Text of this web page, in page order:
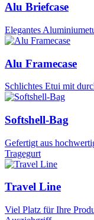
Alu Briefcase
Elegantes
Alu Framecase
Schlichtes Etui mit
Softshell-Bag
Gefertigt aus
Tragegurt
Travel Line
Viel Platz für Ihre